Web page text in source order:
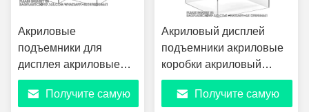
Акриловые
подъемники для
дисплея акриловые
кубические ящики
акриловые
Получите самую
Акриловый дисплей
подъемники акриловые
коробки акриловый
дисплей гнездование
кубики 5 боков с полыми
Получите самую